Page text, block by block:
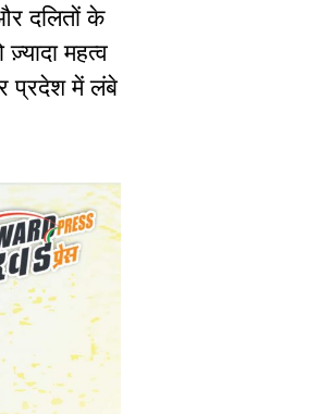
दलितों के
महत्व
प्रदेश में लंबे